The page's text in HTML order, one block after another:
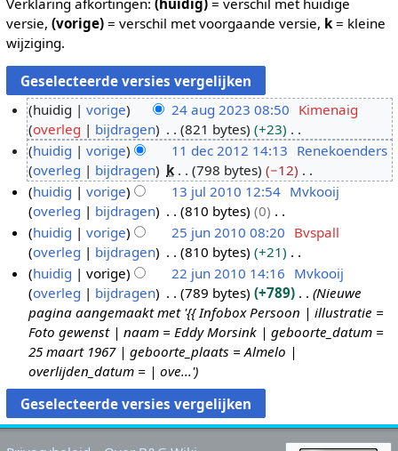
Verklaring afkortingen: (huidig)= verschil met huidige
versie, (vorige)= verschil met voorgaande versie, k= kleine
wijziging.
4
u
2
2
huidig vorige 24 aug 2023 08:50 Kimenaig
overleg
bijdragen 821 bytes
+23
G
e
e
n
b
e
w
e
r
k
i
s
s
1
e
2
huidig vorige 11 dec 2012 14:13 Renekoenders
overleg
bijdragen k 798 bytes
−12
G
e
e
n
b
e
w
e
r
k
i
n
g
3
u
huidig vorige 13 jul 2010 12:54 Mvkooij
overleg
bijdragen 810 bytes
0
G
e
e
n
b
e
w
e
r
k
i
5
0
huidig vorige 25 jun 2010 08:20 Bvspall
overleg
bijdragen 810 bytes
+21
G
e
e
n
b
e
w
e
r
k
0
huidig vorige 22 jun 2010 14:16 Mvkooij
overleg
bijdragen 789 bytes +789
Nieuwe
pagina aangemaakt met '{{ Infobox Persoon | illustratie =
Foto gewenst | naam = Eddy Morsink | geboorte_datum =
25 maart 1967 | geboorte_plaats = Almelo |
overlijden_datum = | ove...'